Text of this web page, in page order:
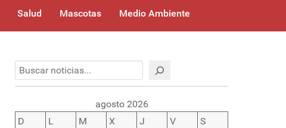
Salud Mascotas Medio Ambiente
agosto 2026
D
L M X J V
S